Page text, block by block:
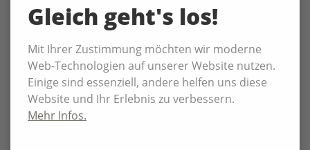
02.06.2026
Gleich geht's los!
Mit Ihrer Zustimmung möchten wir moderne
Web-Technologien auf unserer Website nutzen.
Einige sind essenziell, andere helfen uns diese
Website und Ihr Erlebnis zu verbessern.
Mehr Infos.